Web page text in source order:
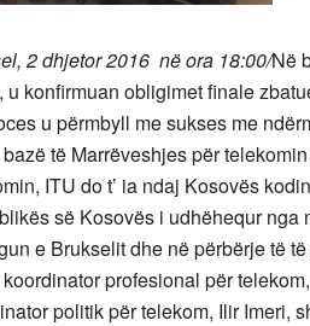
2 dhjetor 2016 në ora 18:00/Në
u konfirmuan obligimet finale
u përmbyll me sukses me
të Marrëveshjes për
ITU do t’ ia ndaj Kosovës
së Kosovës i udhëhequr
e Brukselit dhe në përbërje të
profesional për
politik për telekom, Ilir Imeri,